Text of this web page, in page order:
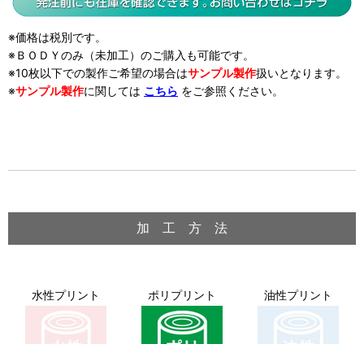
※価格は税別です。
※ＢＯＤＹのみ（未加工）のご購入も可能です。
※10枚以下での製作ご希望の場合はサンプル製作扱いとなります。
※サンプル製作に関しては こちら をご参照ください。
加 工 方 法
水性プリント ポリプリント 油性プリント